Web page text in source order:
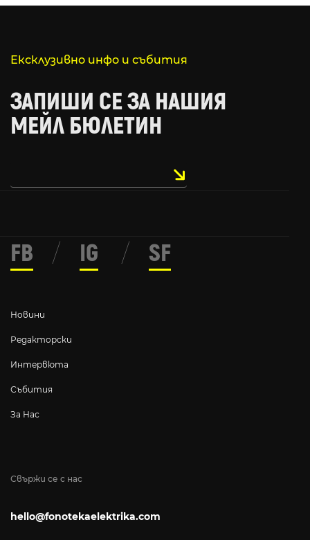
Ексклузивно инфо и събития
ЗАПИШИ СЕ ЗА НАШИЯ
МЕЙЛ БЮЛЕТИН
Свържи се с нас
hello@fonotekaelektrika.com
Новини
Редакторски
Интервюта
Събития
За Нас
FB / IG / SF